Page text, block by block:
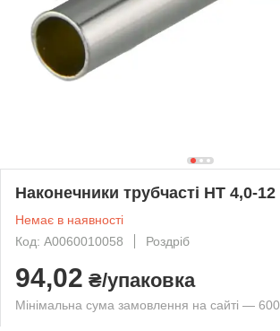
Наконечники трубчасті НТ 4,0-12
Немає в наявності
Код: A0060010058
Роздріб
94,02 ₴/упаковка
Мінімальна сума замовлення на сайті —